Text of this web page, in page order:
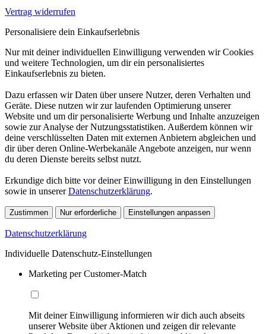
Vertrag widerrufen
Personalisiere dein Einkaufserlebnis
Nur mit deiner individuellen Einwilligung verwenden wir Cookies
und weitere Technologien, um dir ein personalisiertes
Einkaufserlebnis zu bieten.
Dazu erfassen wir Daten über unsere Nutzer, deren Verhalten und
Geräte. Diese nutzen wir zur laufenden Optimierung unserer
Website und um dir personalisierte Werbung und Inhalte anzuzeigen
sowie zur Analyse der Nutzungsstatistiken. Außerdem können wir
deine verschlüsselten Daten mit externen Anbietern abgleichen und
dir über deren Online-Werbekanäle Angebote anzeigen, nur wenn
du deren Dienste bereits selbst nutzt.
Erkundige dich bitte vor deiner Einwilligung in den Einstellungen
sowie in unsererDatenschutzerklärung.
Zustimmen Nur erforderliche Einstellungen anpassen
Datenschutzerklärung
Individuelle Datenschutz-Einstellungen
Marketing per Customer-Match
Mit deiner Einwilligung informieren wir dich auch abseits
unserer Website über Aktionen und zeigen dir relevante